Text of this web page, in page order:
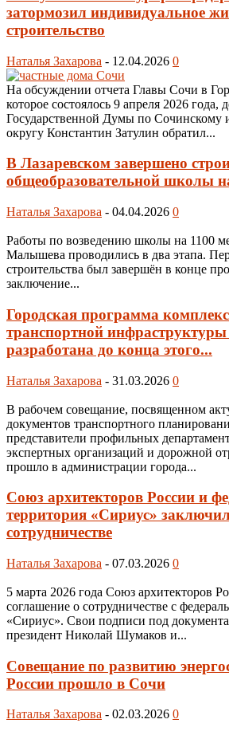
затормозил индивидуальное
строительство
Наталья Захарова - 12.04.2026 0
На обсуждении отчета Главы Сочи в
которое состоялось 9 апреля 2026 года,
Государственной Думы по Сочинскому
округу Константин Затулин обратил...
В Лазаревском завершено
общеобразовательной школы
Наталья Захарова - 04.04.2026 0
Работы по возведению школы на 1100
Малышева проводились в два этапа.
строительства был завершён в конце
заключение...
Городская программа
транспортной инфраструктуры
разработана до конца этого...
Наталья Захарова - 31.03.2026 0
В рабочем совещание, посвященном
документов транспортного
представители профильных
экспертных организаций и дорожной
прошло в администрации города...
Союз архитекторов России и
территория «Сириус»
сотрудничестве
Наталья Захарова - 07.03.2026 0
5 марта 2026 года Союз архитекторов
соглашение о сотрудничестве с
«Сириус». Свои подписи под
президент Николай Шумаков и...
Совещание по развитию
России прошло в Сочи
Наталья Захарова - 02.03.2026 0